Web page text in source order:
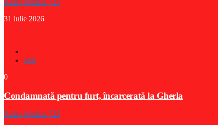
Radio Medias 725
31 iulie 2026
Stiri
0
Condamnată pentru furt, încarcerată la Gherla
Radio Medias 725